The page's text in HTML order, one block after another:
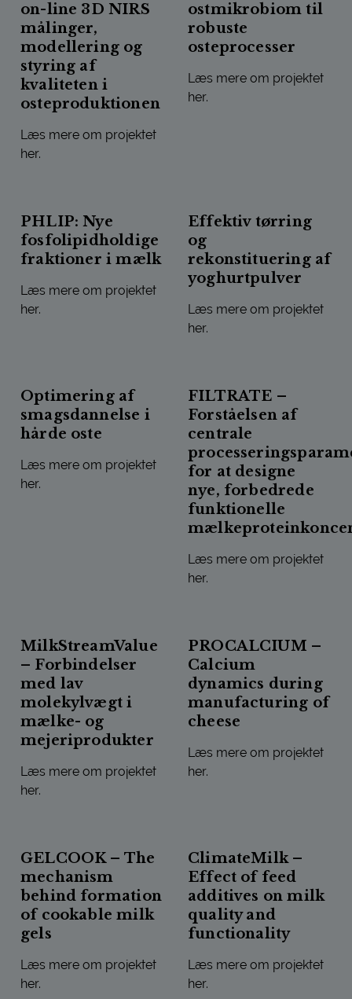
on-line 3D NIRS
målinger,
modellering og
styring af
kvaliteten i
osteproduktionen
Læs mere om projektet
her.
ostmikrobiom til
robuste
osteprocesser
Læs mere om projektet
her.
PHLIP: Nye
fosfolipidholdige
fraktioner i mælk
Læs mere om projektet
her.
Effektiv tørring
og
rekonstituering af
yoghurtpulver
Læs mere om projektet
her.
Optimering af
smagsdannelse i
hårde oste
Læs mere om projektet
her.
OPTIMERING AF SMAGSDANNELSE I HÅRDE OSTE
FILTRATE –
Forståelsen af
centrale
for at designe
nye, forbedrede
funktionelle
Læs mere om projektet
her.
MilkStreamValue
– Forbindelser
med lav
molekylvægt i
mælke- og
mejeriprodukter
Læs mere om projektet
her.
PROCALCIUM –
Calcium
dynamics during
manufacturing of
cheese
Læs mere om projektet
her.
GELCOOK – The
mechanism
behind formation
of cookable milk
gels
Læs mere om projektet
her.
ClimateMilk –
Effect of feed
additives on milk
quality and
functionality
Læs mere om projektet
her.